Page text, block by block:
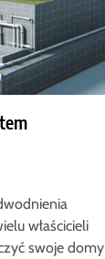
właścicieli
swoje domy